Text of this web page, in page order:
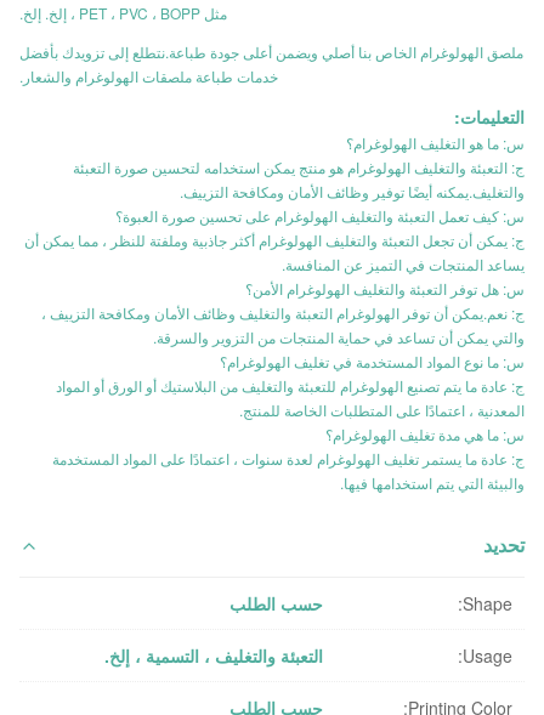
مثل PET ، PVC ، BOPP ، إلخ. إلخ.
ملصق الهولوغرام الخاص بنا أصلي ويضمن أعلى جودة طباعة.نتطلع إلى تزويدك بأفضل
خدمات طباعة ملصقات الهولوغرام والشعار.
التعليمات:
س: ما هو التغليف الهولوغرام؟
ج: التعبئة والتغليف الهولوغرام هو منتج يمكن استخدامه لتحسين صورة التعبئة
والتغليف.يمكنه أيضًا توفير وظائف الأمان ومكافحة التزييف.
س: كيف تعمل التعبئة والتغليف الهولوغرام على تحسين صورة العبوة؟
ج: يمكن أن تجعل التعبئة والتغليف الهولوغرام أكثر جاذبية وملفتة للنظر ، مما يمكن أن
يساعد المنتجات في التميز عن المنافسة.
س: هل توفر التعبئة والتغليف الهولوغرام الأمن؟
ج: نعم.يمكن أن توفر الهولوغرام التعبئة والتغليف وظائف الأمان ومكافحة التزييف ،
والتي يمكن أن تساعد في حماية المنتجات من التزوير والسرقة.
س: ما نوع المواد المستخدمة في تغليف الهولوغرام؟
ج: عادة ما يتم تصنيع الهولوغرام للتعبئة والتغليف من البلاستيك أو الورق أو المواد
المعدنية ، اعتمادًا على المتطلبات الخاصة للمنتج.
س: ما هي مدة تغليف الهولوغرام؟
ج: عادة ما يستمر تغليف الهولوغرام لعدة سنوات ، اعتمادًا على المواد المستخدمة
والبيئة التي يتم استخدامها فيها.
تحديد
Shape: حسب الطلب
Usage: التعبئة والتغليف ، التسمية ، إلخ.
Printing Color: حسب الطلب